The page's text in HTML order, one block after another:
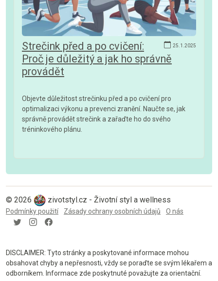
25.1.2025
Strečink před a po cvičení:
Proč je důležitý a jak ho správně
provádět
Objevte důležitost strečinku před a po cvičení pro
optimalizaci výkonu a prevenci zranění. Naučte se, jak
správně provádět strečink a zařaďte ho do svého
tréninkového plánu.
© 2026 zivotstyl.cz - Životní styl a wellness
Podmínky použití Zásady ochrany osobních údajů O nás
DISCLAIMER: Tyto stránky a poskytované informace mohou
obsahovat chyby a nepřesnosti, vždy se poraďte se svým lékařem a
odborníkem. Informace zde poskytnuté považujte za orientační.